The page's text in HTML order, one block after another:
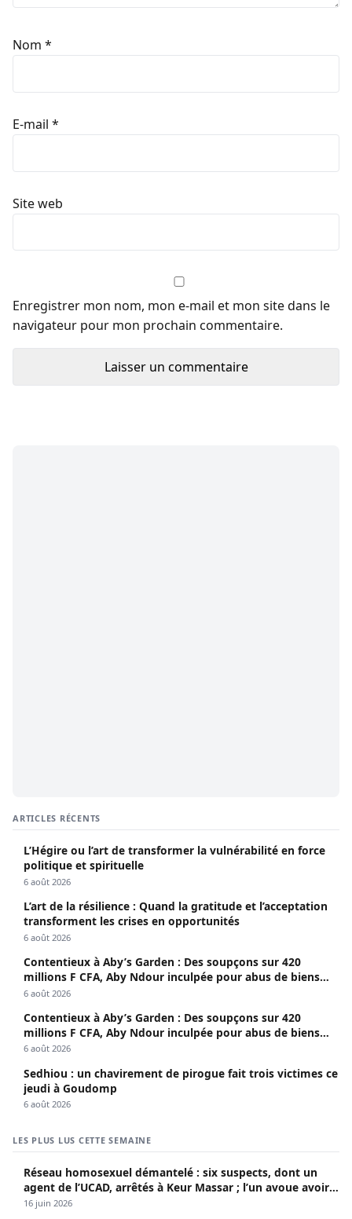
Nom *
E-mail *
Site web
Enregistrer mon nom, mon e-mail et mon site dans le
navigateur pour mon prochain commentaire.
ARTICLES RÉCENTS
L’Hégire ou l’art de transformer la vulnérabilité en force
politique et spirituelle
6 août 2026
L’art de la résilience : Quand la gratitude et l’acceptation
transforment les crises en opportunités
6 août 2026
Contentieux à Aby’s Garden : Des soupçons sur 420
millions F CFA, Aby Ndour inculpée pour abus de biens
sociaux
6 août 2026
Contentieux à Aby’s Garden : Des soupçons sur 420
millions F CFA, Aby Ndour inculpée pour abus de biens
sociaux
6 août 2026
Sedhiou : un chavirement de pirogue fait trois victimes ce
jeudi à Goudomp
6 août 2026
LES PLUS LUS CETTE SEMAINE
Réseau homosexuel démantelé : six suspects, dont un
agent de l’UCAD, arrêtés à Keur Massar ; l’un avoue avoir
propagé le VIH depuis 2018
16 juin 2026